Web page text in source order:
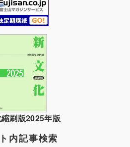
刷版2025年版
内記事検索